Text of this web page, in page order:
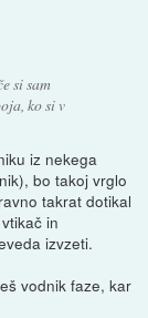
si sam
ko si v
iz nekega
bo takoj vrglo
takrat dotikal
in
izvzeti.
vodnik faze, kar